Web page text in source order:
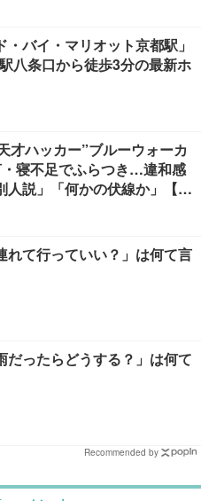
・バイ・マリオット京都駅」
八条口から徒歩3分の最新ホ
才ハッカー”ブルーウォーカ
寝不足でふらつき…違和感
人説」「何かの伏線か」【ネ
れて行っていい？」は何て言
だったらどうする？」は何て
Recommended by